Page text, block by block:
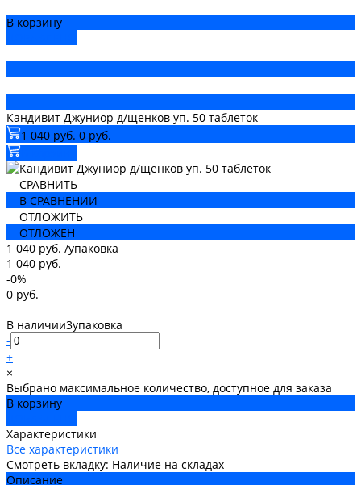
В корзину
Кандивит Джуниор д/щенков уп. 50 таблеток
1 040 руб. 0 руб.
СРАВНИТЬ
В СРАВНЕНИИ
ОТЛОЖИТЬ
ОТЛОЖЕН
1 040 руб. /упаковка
1 040 руб.
-0%
0 руб.
В наличии3упаковка
-
+
×
Выбрано максимальное количество, доступное для заказа
В корзину
Характеристики
Все характеристики
Смотреть вкладку: Наличие на складах
Описание